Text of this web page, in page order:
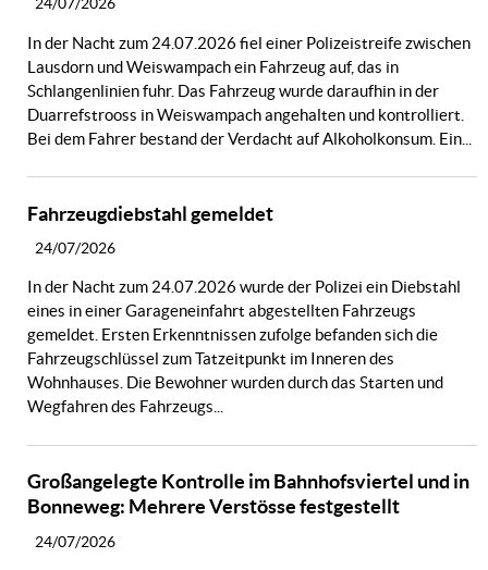
24/07/2026
In der Nacht zum 24.07.2026 fiel einer Polizeistreife zwischen
Lausdorn und Weiswampach ein Fahrzeug auf, das in
Schlangenlinien fuhr. Das Fahrzeug wurde daraufhin in der
Duarrefstrooss in Weiswampach angehalten und kontrolliert.
Bei dem Fahrer bestand der Verdacht auf Alkoholkonsum. Ein...
Fahrzeugdiebstahl gemeldet
24/07/2026
In der Nacht zum 24.07.2026 wurde der Polizei ein Diebstahl
eines in einer Garageneinfahrt abgestellten Fahrzeugs
gemeldet. Ersten Erkenntnissen zufolge befanden sich die
Fahrzeugschlüssel zum Tatzeitpunkt im Inneren des
Wohnhauses. Die Bewohner wurden durch das Starten und
Wegfahren des Fahrzeugs...
Großangelegte Kontrolle im Bahnhofsviertel und in
Bonneweg: Mehrere Verstösse festgestellt
24/07/2026